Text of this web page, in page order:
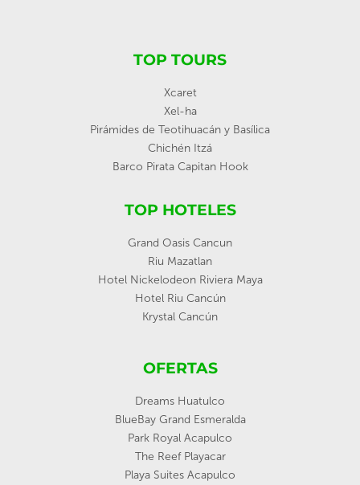
TOP TOURS
Xcaret
Xel-ha
Pirámides de Teotihuacán y Basílica
Chichén Itzá
Barco Pirata Capitan Hook
TOP HOTELES
Grand Oasis Cancun
Riu Mazatlan
Hotel Nickelodeon Riviera Maya
Hotel Riu Cancún
Krystal Cancún
OFERTAS
Dreams Huatulco
BlueBay Grand Esmeralda
Park Royal Acapulco
The Reef Playacar
Playa Suites Acapulco